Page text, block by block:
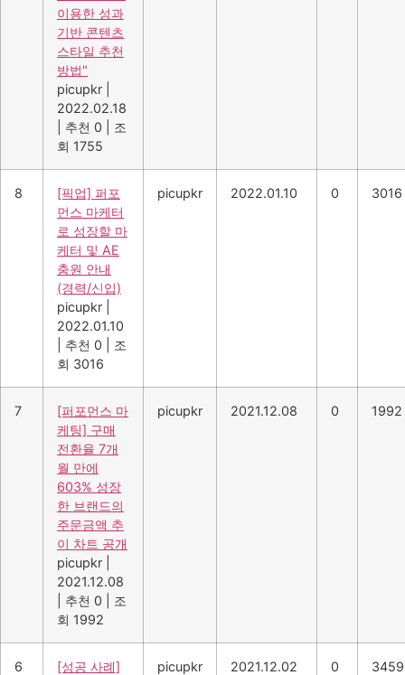
이용한 성과
기반 콘텐츠
스타일 추천
방법"
picupkr
2022.02.18
추천 0
조
회 1755
8
[픽업] 퍼포
먼스 마케터
로 성장할 마
케터 및 AE
충원 안내
(경력/신입)
picupkr
2022.01.10
추천 0
조
회 3016
picupkr 2022.01.10 0 3016
7
[퍼포먼스 마
케팅] 구매
전환율 7개
월 만에
603% 성장
한 브랜드의
주문금액 추
이 차트 공개
picupkr
2021.12.08
추천 0
조
회 1992
picupkr 2021.12.08 0 1992
6
[성공 사례]
picupkr 2021.12.02 0 3459